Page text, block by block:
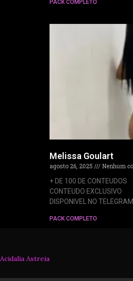
PACK COMPLETO
Melissa Goulart
agosto 26, 2025
Nenhum
+ DE 100 DE CONTEUDOS
CONTEUDO EXCLUSIVO
DISPONIVEL NO TELEGRAM
PACK COMPLETO
Acidalia Astreia